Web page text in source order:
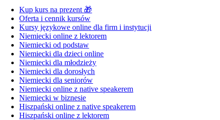
Kup kurs na prezent 🎁
Oferta i cennik kursów
Kursy językowe online dla firm i instytucji
Niemiecki online z lektorem
Niemiecki od podstaw
Niemiecki dla dzieci online
Niemiecki dla młodzieży
Niemiecki dla dorosłych
Niemiecki dla seniorów
Niemiecki online z native speakerem
Niemiecki w biznesie
Hiszpański online z native speakerem
Hiszpański online z lektorem